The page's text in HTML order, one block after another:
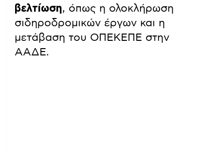
βελτίωση, όπως η ολοκλήρωση
σιδηροδρομικών έργων και η
μετάβαση του ΟΠΕΚΕΠΕ στην
ΑΑΔΕ.